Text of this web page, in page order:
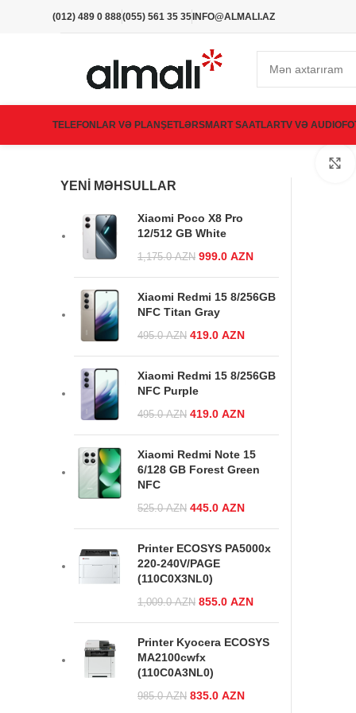
(012) 489 0 888(055) 561 35 35INFO@ALMALI.AZ
TELEFONLAR VƏ PLANŞETLƏRSMART SAATLARTV VƏ AUDIO
YENI MƏHSULLAR
Xiaomi Poco X8 Pro
12/512 GB White
1,175.0AZN Original price
1,175.0 AZN.
999.0 AZN
999.0 AZN.
Xiaomi Redmi 15 8/256GB
NFC Titan Gray
495.0AZN Original price was:
419.0 AZN
419.0 AZN.
Xiaomi Redmi 15 8/256GB
NFC Purple
495.0AZN Original price was:
419.0 AZN
419.0 AZN.
Xiaomi Redmi Note 15
6/128 GB Forest Green
NFC
525.0AZN Original price was:
445.0 AZN
445.0 AZN.
Printer ECOSYS PA5000x
220-240V/PAGE
(110C0X3NL0)
1,009.0AZN Original price
1,009.0 AZN.
855.0 AZN
855.0 AZN.
Printer Kyocera ECOSYS
MA2100cwfx
(110C0A3NL0)
985.0AZN Original price was:
835.0 AZN